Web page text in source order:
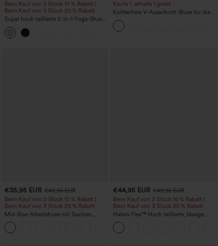
Beim Kauf von 2 Stück 10 % Rabatt |
Beim Kauf von 3 Stück 20 % Rabatt
Super hoch taillierte 2-in-1-Yoga-Shorts
mit Gesäßtasche und Seitentasche-
längere Länge
Kaufe 1, erhalte 1 gratis
Knitterfreie V-Ausschnitt-Bluse für die
Arbeit, kurzärmelig und oversized
€35,95 EUR €40,95 EUR
Beim Kauf von 2 Stück 10 % Rabatt |
Beim Kauf von 3 Stück 20 % Rabatt
Mid-Rise-Arbeitshose mit Taschen,
Barrel-Leg und weiter Passform
€44,95 EUR €49,95 EUR
Beim Kauf von 2 Stück 10 % Rabatt |
Beim Kauf von 3 Stück 20 % Rabatt
Halara Flex™ Hoch taillierte, lässige
Jeans mit Taschen, umgekrempeltem
Saum, weitem Bein und verwaschenem
Finish